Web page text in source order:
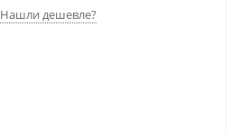
Нашли дешевле?